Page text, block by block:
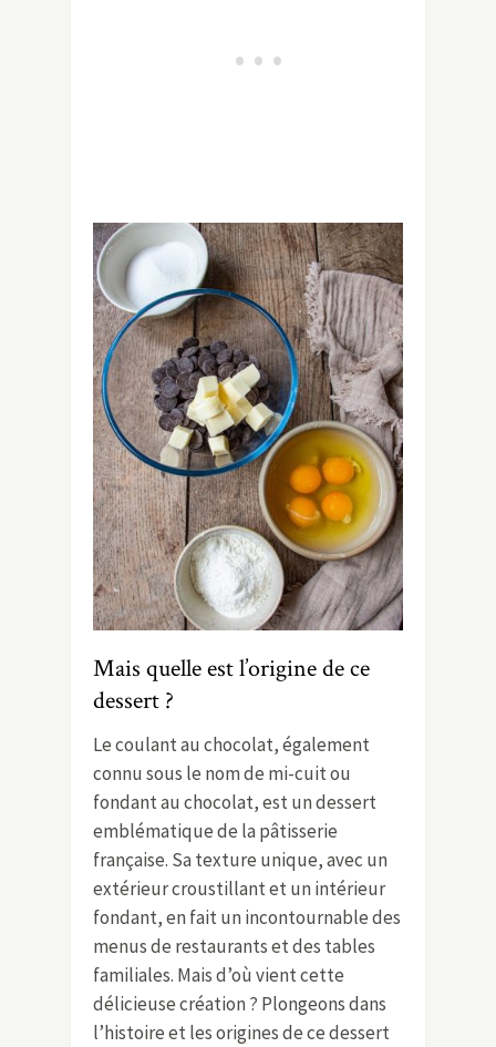
Mais quelle est l’origine de ce
dessert ?
Le coulant au chocolat, également
connu sous le nom de mi-cuit ou
fondant au chocolat, est un dessert
emblématique de la pâtisserie
française. Sa texture unique, avec un
extérieur croustillant et un intérieur
fondant, en fait un incontournable des
menus de restaurants et des tables
familiales. Mais d’où vient cette
délicieuse création ? Plongeons dans
l’histoire et les origines de ce dessert